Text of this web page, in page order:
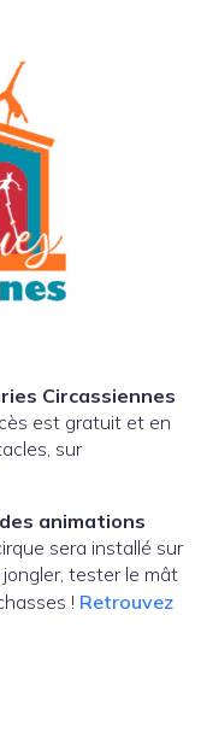
Circassiennes
est gratuit et en
sur
animations
sera installé sur
tester le mât
! Retrouvez